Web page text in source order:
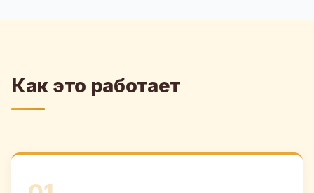
Как это работает